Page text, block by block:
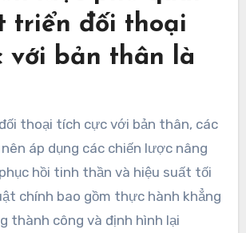
triển đối thoại
với bản thân là
thoại tích cực với bản thân, các
áp dụng các chiến lược nâng
hồi tinh thần và hiệu suất tối
chính bao gồm thực hành khẳng
thành công và định hình lại